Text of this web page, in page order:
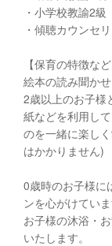
・小学校教諭2級
・傾聴カウンセ
【保育の特徴など
絵本の読み聞か
2歳以上のお子様
紙などを利用し
のを一緒に楽し
はかかりません)
0歳時のお子様に
ンを心がけていま
お子様の沐浴・
いたします。